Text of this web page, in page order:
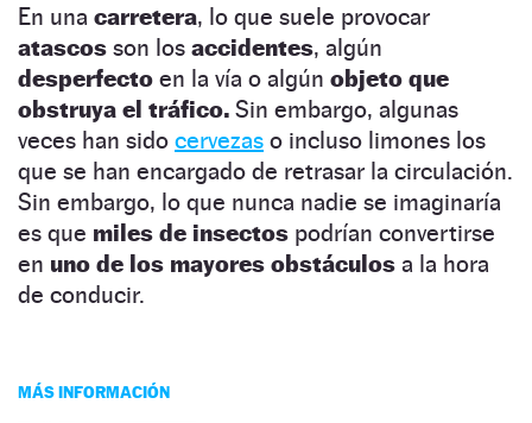
En una carretera, lo que suele provocar
atascos son los accidentes, algún
desperfecto en la vía o algún objeto que
obstruya el tráfico. Sin embargo, algunas
veces han sido cervezas o incluso limones los
que se han encargado de retrasar la circulación.
Sin embargo, lo que nunca nadie se imaginaría
es que miles de insectos podrían convertirse
en uno de los mayores obstáculos a la hora
de conducir.
MÁS INFORMACIÓN